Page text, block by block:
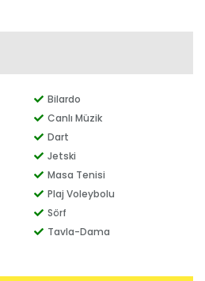
Bilardo
Canlı Müzik
Dart
Jetski
Masa Tenisi
Plaj Voleybolu
Sörf
Tavla-Dama